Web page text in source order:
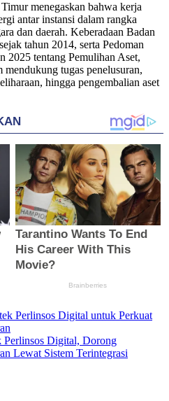
menegaskan bahwa kerja
antar instansi dalam rangka
dan daerah. Keberadaan Badan
tahun 2014, serta Pedoman
2025 tentang Pemulihan Aset,
tugas penelusuran,
hingga pengembalian aset
Perlinsos Digital, Dorong
Lewat Sistem Terintegrasi